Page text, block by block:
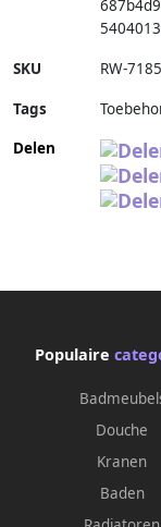
SKU RW-
Tags
Delen
Populaire
Douche
Kranen
Baden